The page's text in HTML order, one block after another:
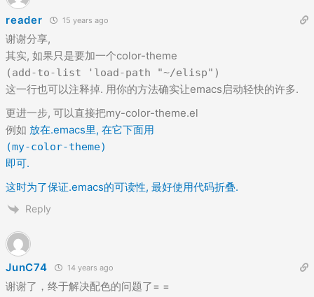
reader 15 years ago
谢谢分享,
其实, 如果只是要加一个color-theme
(add-to-list 'load-path "~/elisp")
这一行也可以注释掉. 用你的方法确实让emacs启动轻快的许多.
更进一步, 可以直接把my-color-theme.el
例如 放在.emacs里, 在它下面用
(my-color-theme)
即可.
这时为了保证.emacs的可读性, 最好使用代码折叠.
Reply
JunC74 14 years ago
谢谢了，终于解决配色的问题了= =